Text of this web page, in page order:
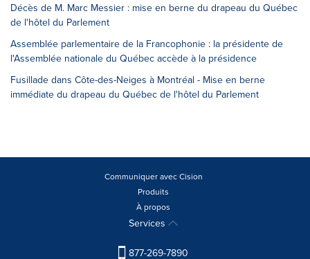
Décès de M. Marc Messier : mise en berne du drapeau du Québec
de l'hôtel du Parlement
Assemblée parlementaire de la Francophonie : la présidente de
l'Assemblée nationale du Québec accède à la présidence
Fusillade dans Côte-des-Neiges à Montréal - Mise en berne
immédiate du drapeau du Québec de l'hôtel du Parlement
Communiquer avec Cision
Produits
À propos
Services
877-269-7890